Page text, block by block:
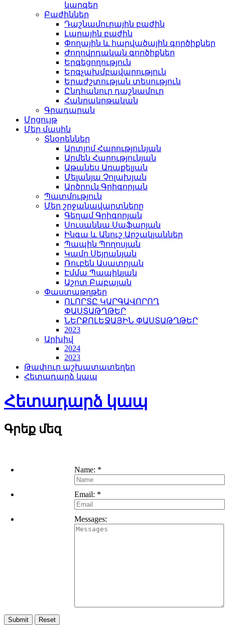
կարգեր
Բաժիններ
Դաշնամուրային բաժին
Լարային բաժին
Փողային և հարվածային գործիքներ
Ժողովրդական գործիքներ
Երգեցողություն
Երգչախմբավարություն
Երաժշտության տեսություն
Ընդհանուր դաշնամուր
Հանրակրթական
Գրադարան
Մրցույթ
Մեր մասին
Տնօրեններ
Արտյոմ Հարությունյան
Արմեն Հարությունյան
Աթանես Առաքելյան
Մելանյա Չոլախյան
Արծրուն Գրիգորյան
Պատմություն
Մեր շրջանավարտները
Գեղամ Գրիգորյան
Սուսաննա Սաֆարյան
Ինգա և Անուշ Արշակյաններ
Պապին Պողոսյան
Կամո Սեյրանյան
Ռուբեն Ասատրյան
Էմմա Պապիկյան
Աշոտ Բաբայան
Փաստաթղթեր
ՈԼՈՐՏԸ ԿԱՐԳԱՎՈՐՈՂ
ՓԱՍՏԱԹՂԹԵՐ
ՆԵՐՔՈԼԵՋԱՅԻՆ ՓԱՍՏԱԹՂԹԵՐ
2023
Արխիվ
2024
2023
Թափուր աշխատատեղեր
Հետադարձ կապ
Հետադարձ կապ
Գրեք մեզ
Name: *
Email: *
Messages: